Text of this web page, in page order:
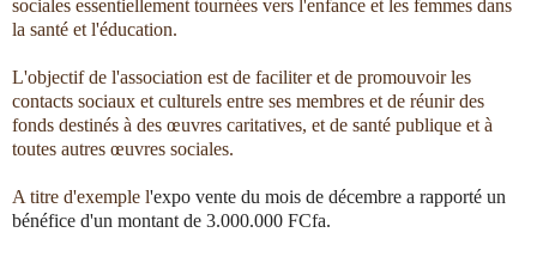
sociales essentiellement tournées vers l'enfance et les femmes dans
la santé et l'éducation.
L'objectif de l'association est de faciliter et de promouvoir les
contacts sociaux et culturels entre ses membres et de réunir des
fonds destinés à des œuvres caritatives, et de santé publique et à
toutes autres œuvres sociales.
A titre d'exemple l'expo vente du mois de décembre a rapporté un
bénéfice d'un montant de 3.000.000 FCfa.